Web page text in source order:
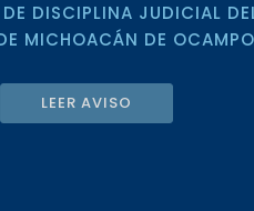
DE DISCIPLINA JUDICIAL
MICHOACÁN DE OCAMPO
LEER AVISO